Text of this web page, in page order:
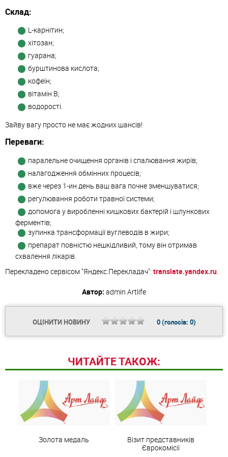
Склад:
L-карнітин;
хітозан;
гуарана;
бурштинова кислота;
кофеїн;
вітамін В;
водорості.
Зайву вагу просто не має жодних шансів!
Переваги:
паралельне очищення органів і спалювання жирів;
налагодження обмінних процесів;
вже через 1-ин день ваш вага почне зменшуватися;
регулювання роботи травної системи;
допомога у виробленні кишкових бактерій і шлункових
ферментів;
зупинка трансформації вуглеводів в жири;
препарат повністю нешкідливий, тому він отримав
схвалення лікарів.
Перекладено сервісом "Яндекс.Перекладач": translate.yandex.ru.
Автор: admin Artlife
ОЦІНИТИ НОВИНУ 0(голосів: 0)
ЧИТАЙТЕ ТАКОЖ:
Золота медаль
Візит представників
Єврокомісії